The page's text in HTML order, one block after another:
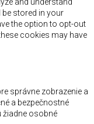
and understand
stored in your
the option to opt-out
cookies may have
správne zobrazenie a
a bezpečnostné
žiadne osobné